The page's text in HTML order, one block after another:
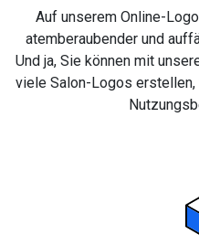
Auf unserem Online-
atemberaubender und
Und ja, Sie können mit
viele Salon-Logos